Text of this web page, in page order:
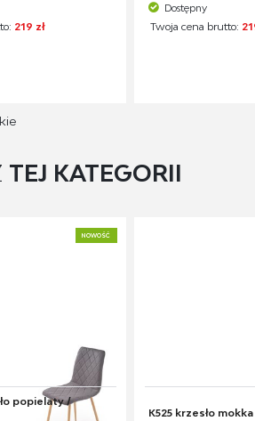
219 zł
Dostępny
Twoja cena brutto:
TEJ KATEGORII
NOWOŚĆ
popielaty /
K525 krzesło